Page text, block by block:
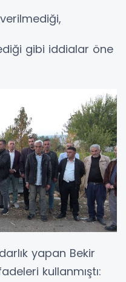
gibi iddialar öne
yapan Bekir
kullanmıştı: